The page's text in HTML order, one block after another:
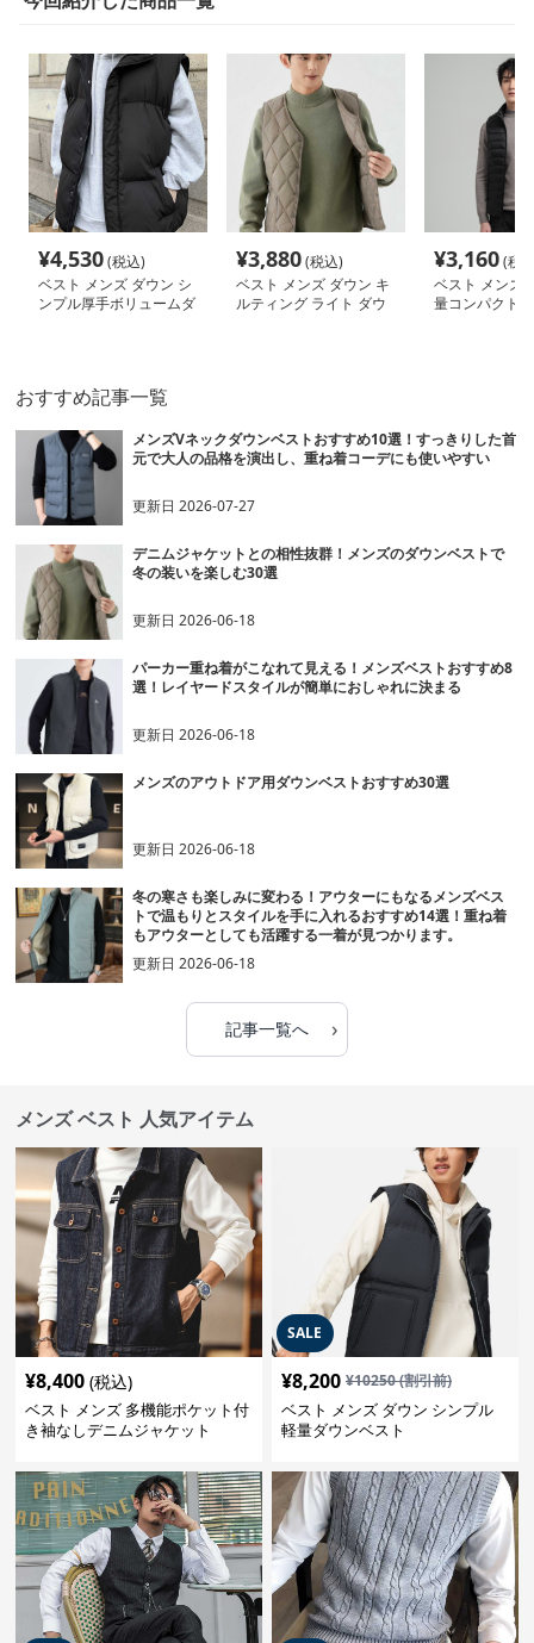
¥4,530(税込)
ベスト メンズ ダウン シ
ンプル厚手ボリュームダ
¥3,880(税込)
ベスト メンズ ダウン キ
ルティング ライト ダウ
¥3,160(税
ベスト メンズ
量コンパクト
おすすめ記事一覧
メンズVネックダウンベストおすすめ10選！すっきりした首
元で大人の品格を演出し、重ね着コーデにも使いやすい
更新日2026-07-27
デニムジャケットとの相性抜群！メンズのダウンベストで
冬の装いを楽しむ30選
更新日2026-06-18
パーカー重ね着がこなれて見える！メンズベストおすすめ8
選！レイヤードスタイルが簡単におしゃれに決まる
更新日2026-06-18
メンズのアウトドア用ダウンベストおすすめ30選
更新日2026-06-18
冬の寒さも楽しみに変わる！アウターにもなるメンズベス
トで温もりとスタイルを手に入れるおすすめ14選！重ね着
もアウターとしても活躍する一着が見つかります。
更新日2026-06-18
記事一覧へ ›
メンズ ベスト 人気アイテム
¥8,400 (税込)
ベスト メンズ 多機能ポケット付
き袖なしデニムジャケット
SALE
¥8,200 ¥10250(割引前)
ベスト メンズ ダウン シンプル
軽量ダウンベスト